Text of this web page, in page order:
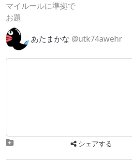
マイルールに準拠で
お題
あたまかな @utk74awehr
シェアする